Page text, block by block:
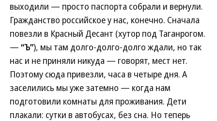
выходили — просто паспорта собрали и вернули.
Гражданство российское у нас, конечно. Сначала
повезли в Красный Десант (хутор под Таганрогом.
— “Ъ”), мы там долго-долго-долго ждали, но так
нас и не приняли никуда — говорят, мест нет.
Поэтому сюда привезли, часа в четыре дня. А
заселились мы уже затемно — когда нам
подготовили комнаты для проживания. Дети
плакали: сутки в автобусах, без сна. Но теперь